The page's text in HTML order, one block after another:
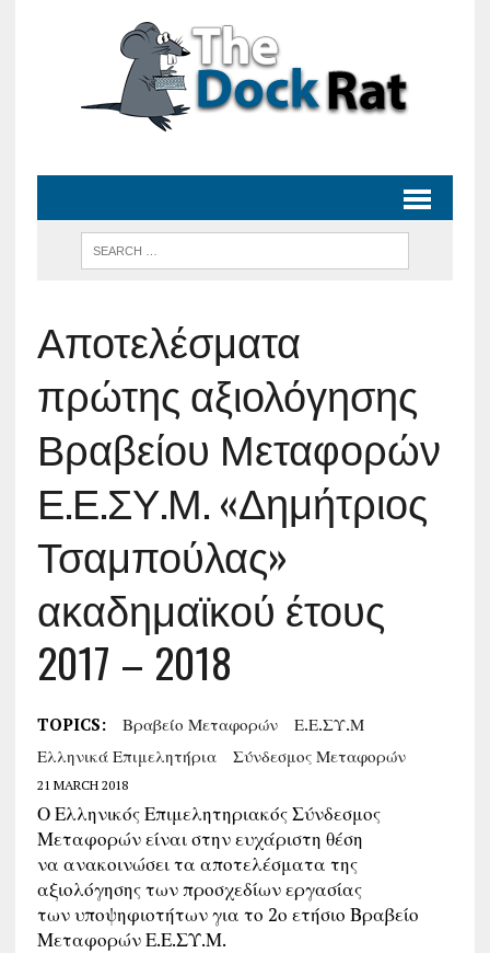
Αποτελέσματα
πρώτης αξιολόγησης
Βραβείου Μεταφορών
Ε.Ε.ΣΥ.Μ. «Δημήτριος
Τσαμπούλας»
ακαδημαϊκού έτους
2017 – 2018
TOPICS: Βραβείο Μεταφορών
Ε.Ε.ΣΥ.Μ
Ελληνικά Επιμελητήρια
Σύνδεσμος Μεταφορών
21 MARCH 2018
Ο Ελληνικός Επιμελητηριακός Σύνδεσμος
Μεταφορών είναι στην ευχάριστη θέση
να ανακοινώσει τα αποτελέσματα της
αξιολόγησης των προσχεδίων εργασίας
των υποψηφιοτήτων για το 2ο ετήσιο Βραβείο
Μεταφορών Ε.Ε.ΣΥ.Μ.